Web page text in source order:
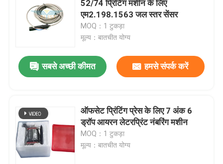
प्रिंटिंग मशीन असर
ऑफसेट प्रेस पार्ट्स
ऑफसेट प्रिंटिंग पुर्जों
तह मशीन स्पेयर पार्ट्स
52/74 प्रिंटिंग मशीन के लिए
एम2.198.1563 जल स्तर सेंसर
MOQ：1 टुकड़ा
मूल्य：बातचीत योग्य
सबसे अच्छी कीमत हमसे संपर्क करें
ऑफसेट प्रिंटिंग प्रेस के लिए 7 अंक 6
ड्रॉप आयरन लेटरप्रिंट नंबरिंग मशीन
MOQ：1 टुकड़ा
मूल्य：बातचीत योग्य